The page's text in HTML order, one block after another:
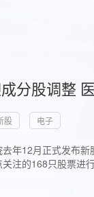
分股调整
股 电子
年12月正式发布
注的168只股票进